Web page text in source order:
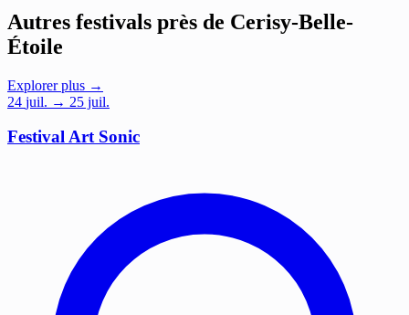
Autres festivals près de Cerisy-Belle-
Étoile
Explorer plus →
24 juil. → 25 juil.
Festival Art Sonic